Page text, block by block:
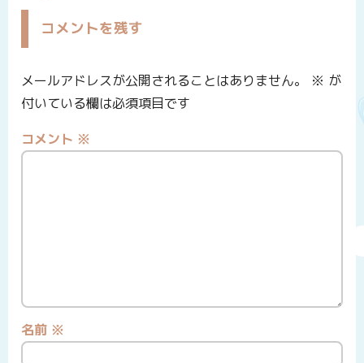
コメントを残す
メールアドレスが公開されることはありません。 ※ が
付いている欄は必須項目です
コメント ※
名前 ※